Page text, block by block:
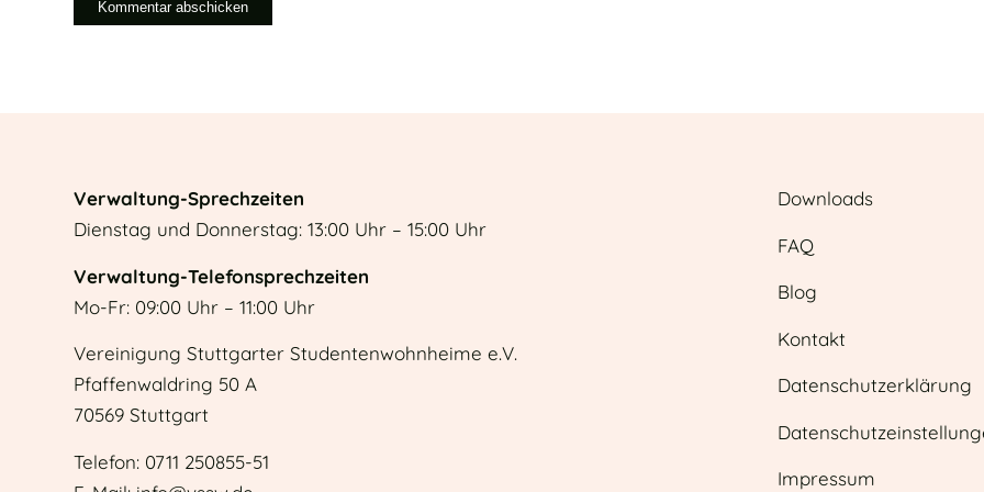
Verwaltung-Sprechzeiten
Dienstag und Donnerstag: 13:00 Uhr – 15:00 Uhr
Verwaltung-Telefonsprechzeiten
Mo-Fr: 09:00 Uhr – 11:00 Uhr
Vereinigung Stuttgarter Studentenwohnheime e.V.
Pfaffenwaldring 50 A
70569 Stuttgart
Telefon: 0711 250855-51
Downloads
FAQ
Blog
Kontakt
Datenschutzerklärung
Impressum